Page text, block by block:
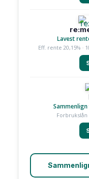
Lavest
Eff. rente 20,15% ·
Forbrukslån